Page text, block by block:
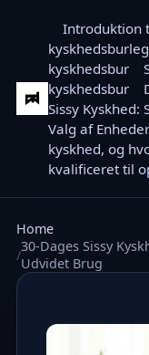
Introduktion
kyskhedsburleg
kyskhedsbur
kyskhedsbur
Sissy Kyskhed:
Valg af Enheder
kyskhed, og
kvalificeret til
Home
30-Dages Sissy
Udvidet Brug